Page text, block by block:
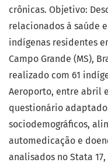
crônicas. Objetivo:
relacionados à saúde
indígenas residentes
Campo Grande (MS),
realizado com 61
Aeroporto, entre abril
questionário
sociodemográficos,
automedicação e
analisados no Stata